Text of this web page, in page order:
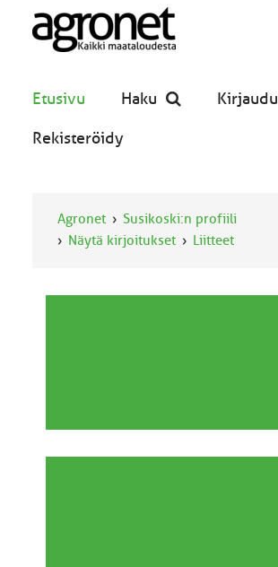
Etusivu Haku Kirjaudu
Rekisteröidy
Agronet
Susikoski:n profiili
Näytä kirjoitukset
Liitteet